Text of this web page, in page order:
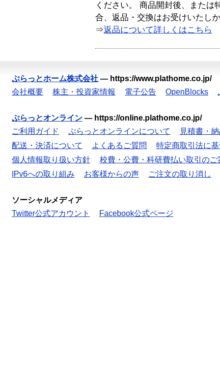
ください。 商品開封後、または
合、返品・交換はお受けいたし
⇒返品について詳しくはこちら
ぷらっとホーム株式会社 — https://www.plathome.co.jp/
会社概要
株主・投資家情報 電子公告 OpenBlocks
ぷらっとオンライン — https://online.plathome.co.jp/
ご利用ガイド
ぷらっとオンラインについて
見積書・
配送・決済について
よくあるご質問
特定商取引法に
個人情報取り扱い方針
校費・公費・科研費払い取引のご
IPv6への取り組み
お客様からの声 ご注文の取り消し
ソーシャルメディア
Twitter公式アカウント
Facebook公式ページ